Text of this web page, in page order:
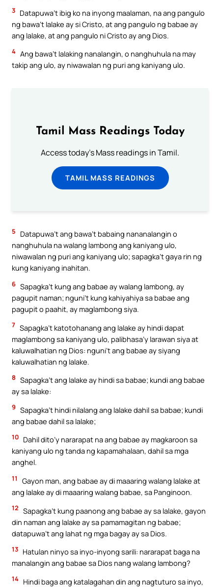
3 Datapuwa’t ibig ko na inyong maalaman, na ang pangulo
ng bawa’t lalake ay si Cristo, at ang pangulo ng babae ay
ang lalake, at ang pangulo ni Cristo ay ang Dios.
4 Ang bawa’t lalaking nanalangin, o nanghuhula na may
takip ang ulo, ay niwawalan ng puri ang kaniyang ulo.
Tamil Mass Readings Today
Access today's Mass readings in Tamil.
TAMIL MASS READINGS
5
Datapuwa’t ang bawa’t babaing nananalangin o
nanghuhula na walang lambong ang kaniyang ulo,
niwawalan ng puri ang kaniyang ulo; sapagka’t gaya rin ng
kung kaniyang inahitan.
6 Sapagka’t kung ang babae ay walang lambong, ay
pagupit naman; nguni’t kung kahiyahiya sa babae ang
pagupit o paahit, ay maglambong siya.
7 Sapagka’t katotohanang ang lalake ay hindi dapat
maglambong sa kaniyang ulo, palibhasa’y larawan siya at
kaluwalhatian ng Dios: nguni’t ang babae ay siyang
kaluwalhatian ng lalake.
8 Sapagka’t ang lalake ay hindi sa babae; kundi ang babae
ay sa lalake:
9 Sapagka’t hindi nilalang ang lalake dahil sa babae; kundi
ang babae dahil sa lalake;
10 Dahil dito’y nararapat na ang babae ay magkaroon sa
kaniyang ulo ng tanda ng kapamahalaan, dahil sa mga
anghel.
11
Gayon man, ang babae ay di maaaring walang lalake at
ang lalake ay di maaaring walang babae, sa Panginoon.
12 Sapagka’t kung paanong ang babae ay sa lalake, gayon
din naman ang lalake ay sa pamamagitan ng babae;
datapuwa’t ang lahat ng mga bagay ay sa Dios.
13 Hatulan ninyo sa inyo-inyong sarili: nararapat baga na
manalangin ang babae sa Dios nang walang lambong?
14 Hindi baga ang katalagahan din ang nagtuturo sa inyo,